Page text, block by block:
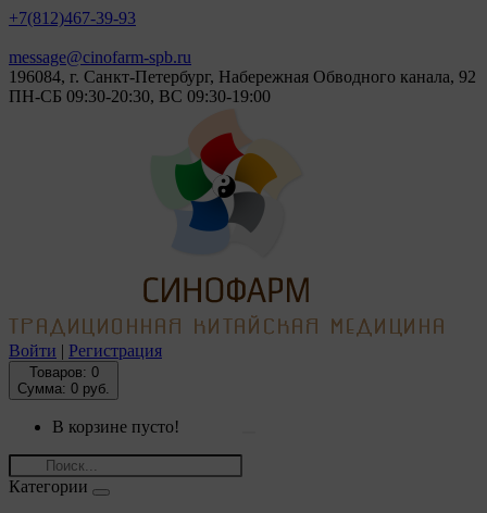
+7(812)467-39-93
message@cinofarm-spb.ru
196084, г. Санкт-Петербург, Набережная Обводного канала, 92
ПН-СБ 09:30-20:30, ВС 09:30-19:00
Войти | Регистрация
Товаров: 0
Сумма: 0 руб.
В корзине пусто!
Категории